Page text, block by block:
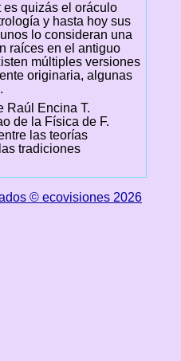
es quizás el oráculo
y hasta hoy sus
lo consideran una
raíces en el antiguo
múltiples versiones
originaria, algunas
Raúl Encina T.
de la Física de F.
las teorías
tradiciones
© ecovisiones 2026